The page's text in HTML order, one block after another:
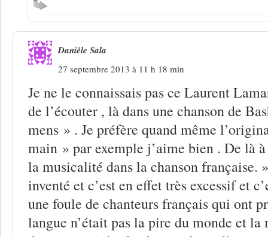
Danièle Sala
27 septembre 2013 à 11 h 18 min
Je ne le connaissais pas ce Laurent
de l’écouter , là dans une chanson de
mens » . Je préfère quand même
main » par exemple j’aime bien . De là
la musicalité dans la chanson française.
inventé et c’est en effet très excessif et
une foule de chanteurs français qui ont
langue n’était pas la pire du monde et